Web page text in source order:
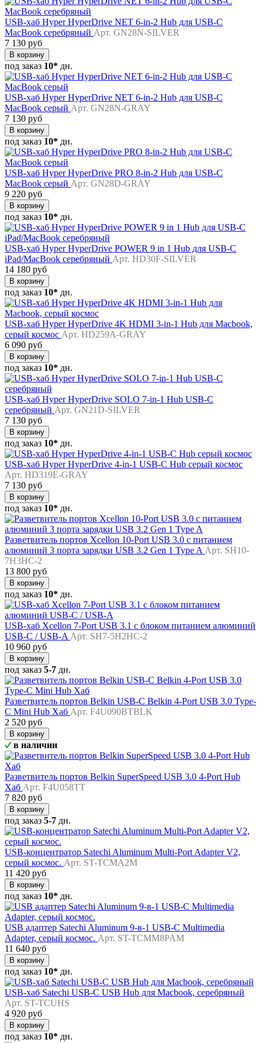
USB-хаб Hyper HyperDrive NET 6-in-2 Hub для USB-C
MacBook серебряный Арт. GN28N-SILVER
7 130 руб
В корзину
под заказ 10* дн.
USB-хаб Hyper HyperDrive NET 6-in-2 Hub для USB-C
MacBook серый Арт. GN28N-GRAY
7 130 руб
В корзину
под заказ 10* дн.
USB-хаб Hyper HyperDrive PRO 8-in-2 Hub для USB-C
MacBook серый Арт. GN28D-GRAY
9 220 руб
В корзину
под заказ 10* дн.
USB-хаб Hyper HyperDrive POWER 9 in 1 Hub для USB-C
iPad/MacBook серебряный Арт. HD30F-SILVER
14 180 руб
В корзину
под заказ 10* дн.
USB-хаб Hyper HyperDrive 4K HDMI 3-in-1 Hub для Macbook,
серый космос Арт. HD259A-GRAY
6 090 руб
В корзину
под заказ 10* дн.
USB-хаб Hyper HyperDrive SOLO 7-in-1 Hub USB-C
серебряный Арт. GN21D-SILVER
7 130 руб
В корзину
под заказ 10* дн.
USB-хаб Hyper HyperDrive 4-in-1 USB-C Hub серый космос
Арт. HD319E-GRAY
7 130 руб
В корзину
под заказ 10* дн.
Разветвитель портов Xcellon 10-Port USB 3.0 с питанием
алюминий 3 порта зарядки USB 3.2 Gen 1 Type A Арт. SH10-
7H3HC-2
13 800 руб
В корзину
под заказ 10* дн.
USB-хаб Xcellon 7-Port USB 3.1 с блоком питанием алюминий
USB-C / USB-A Арт. SH7-5H2HC-2
10 960 руб
В корзину
под заказ 5-7 дн.
Разветвитель портов Belkin USB-C Belkin 4-Port USB 3.0 Type-
C Mini Hub Хаб Арт. F4U090BTBLK
2 520 руб
В корзину
в наличии
Разветвитель портов Belkin SuperSpeed USB 3.0 4-Port Hub
Хаб Арт. F4U058TT
7 820 руб
В корзину
под заказ 5-7 дн.
USB-концентратор Satechi Aluminum Multi-Port Adapter V2,
серый космос. Арт. ST-TCMA2M
11 420 руб
В корзину
под заказ 10* дн.
USB адаптер Satechi Aluminum 9-в-1 USB-C Multimedia
Adapter, серый космос. Арт. ST-TCMM8PAM
11 640 руб
В корзину
под заказ 10* дн.
USB-хаб Satechi USB-C USB Hub для Macbook, серебряный
Арт. ST-TCUHS
4 920 руб
В корзину
под заказ 10* дн.